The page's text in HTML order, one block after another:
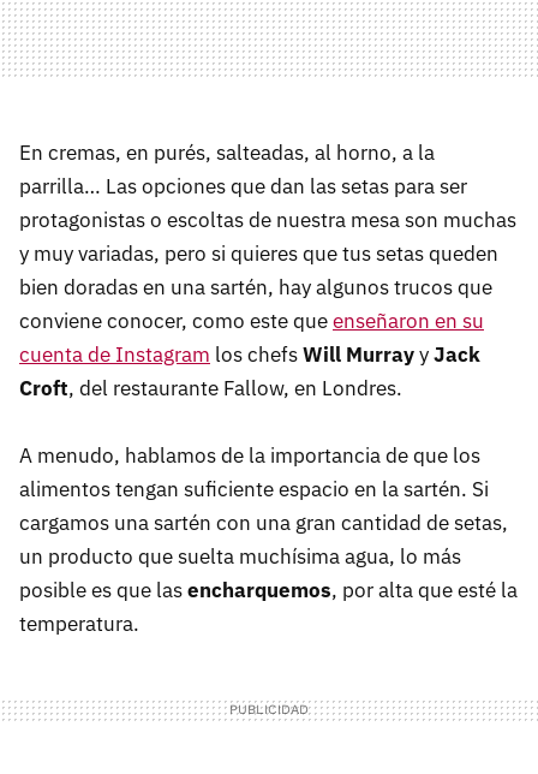
En cremas, en purés, salteadas, al horno, a la
parrilla… Las opciones que dan las setas para ser
protagonistas o escoltas de nuestra mesa son muchas
y muy variadas, pero si quieres que tus setas queden
bien doradas en una sartén, hay algunos trucos que
conviene conocer, como este queenseñaron en su
cuenta de Instagram los chefsWill MurrayyJack
Croft, del restaurante Fallow, en Londres.
A menudo, hablamos de la importancia de que los
alimentos tengan suficiente espacio en la sartén. Si
cargamos una sartén con una gran cantidad de setas,
un producto que suelta muchísima agua, lo más
posible es que lasencharquemos, por alta que esté la
temperatura.